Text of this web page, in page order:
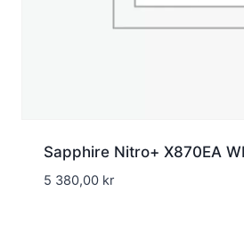
Sapphire Nitro+ X870EA
5 380,00 kr